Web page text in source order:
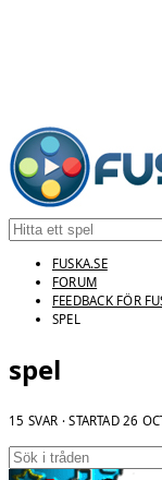
FUSKA.SE
FORUM
FEEDBACK FÖR
SPEL
spel
15 SVAR · STARTAD26